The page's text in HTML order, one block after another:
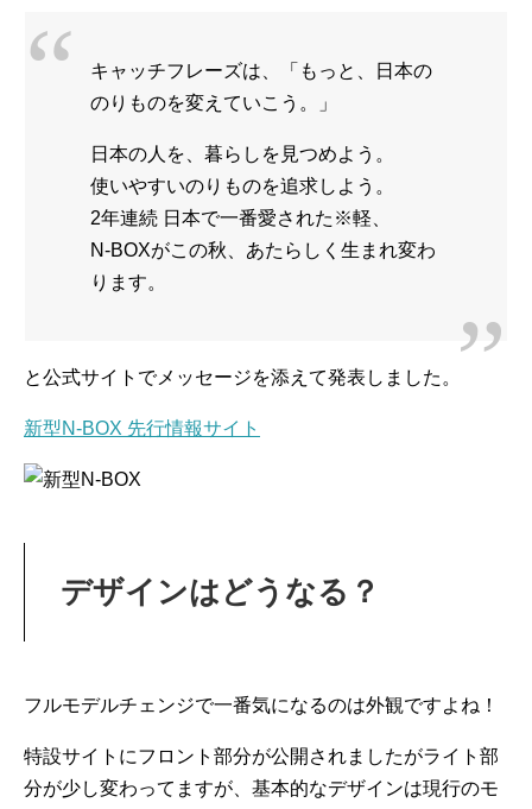
キャッチフレーズは、「もっと、日本の
のりものを変えていこう。」
日本の人を、暮らしを見つめよう。
使いやすいのりものを追求しよう。
2年連続 日本で一番愛された ※軽、
N-BOXがこの秋、あたらしく生まれ変わ
ります。
と公式サイトでメッセージを添えて発表しました。
新型N-BOX 先行情報サイト
デザインはどうなる？
フルモデルチェンジで一番気になるのは外観ですよね！
特設サイトにフロント部分が公開されましたがライト部
分が少し変わってますが、基本的なデザインは現行のモ